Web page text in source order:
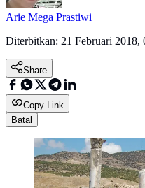
Arie Mega Prastiwi
Diterbitkan: 21 Februari 2018,
Share
Copy Link
Batal